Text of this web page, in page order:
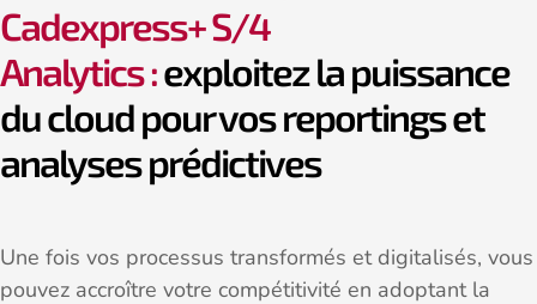
Cadexpress+ S/4
Analytics :exploitez la puissance
du cloud pour vos reportings et
analyses prédictives
Une fois vos processus transformés et digitalisés, vous
pouvez accroître votre compétitivité en adoptant la